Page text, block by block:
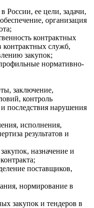
России, ее цели, задачи,
организация
контрактных
служб,
закупок;
нормативно-
заключение,
контроль
последствия нарушения
исполнения,
результатов и
назначение и
поставщиков,
нормирование в
закупок и тендеров в